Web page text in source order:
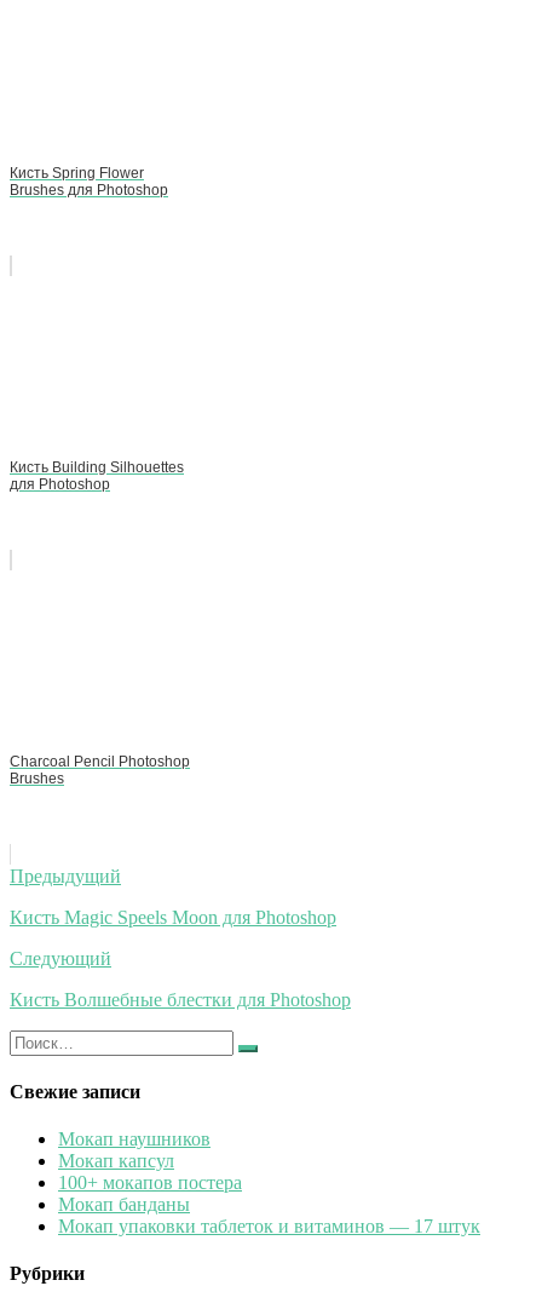
Кисть Spring Flower
Brushes для Photoshop
Кисть Building Silhouettes
для Photoshop
Charcoal Pencil Photoshop
Brushes
Навигация
по
записям
Предыдущий
Кисть Magic Speels Moon для Photoshop
Следующий
Кисть Волшебные блестки для Photoshop
Искать:
Найти
Свежие записи
Мокап наушников
Мокап капсул
100+ мокапов постера
Мокап банданы
Мокап упаковки таблеток и витаминов — 17 штук
Рубрики